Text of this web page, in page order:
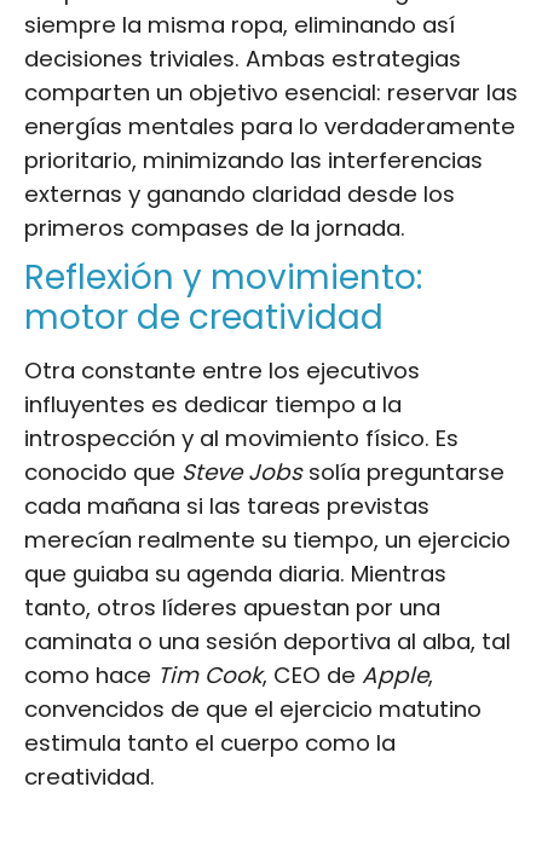
siempre la misma ropa, eliminando así
decisiones triviales. Ambas estrategias
comparten un objetivo esencial: reservar las
energías mentales para lo verdaderamente
prioritario, minimizando las interferencias
externas y ganando claridad desde los
primeros compases de la jornada.
Reflexión y movimiento:
motor de creatividad
Otra constante entre los ejecutivos
influyentes es dedicar tiempo a la
introspección y al movimiento físico. Es
conocido que Steve Jobssolía preguntarse
cada mañana si las tareas previstas
merecían realmente su tiempo, un ejercicio
que guiaba su agenda diaria. Mientras
tanto, otros líderes apuestan por una
caminata o una sesión deportiva al alba, tal
como hace Tim Cook, CEO de Apple,
convencidos de que el ejercicio matutino
estimula tanto el cuerpo como la
creatividad.